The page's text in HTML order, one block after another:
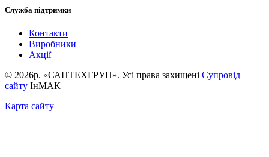
Служба підтримки
Контакти
Виробники
Акції
© 2026р. «САНТЕХГРУП». Усі права захищені Супровід
сайту ІнМАК
Карта сайту